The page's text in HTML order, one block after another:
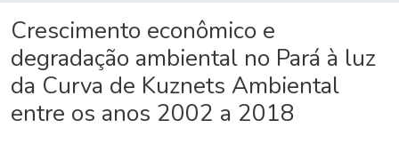
Crescimento econômico e
degradação ambiental no Pará à luz
da Curva de Kuznets Ambiental
entre os anos 2002 a 2018